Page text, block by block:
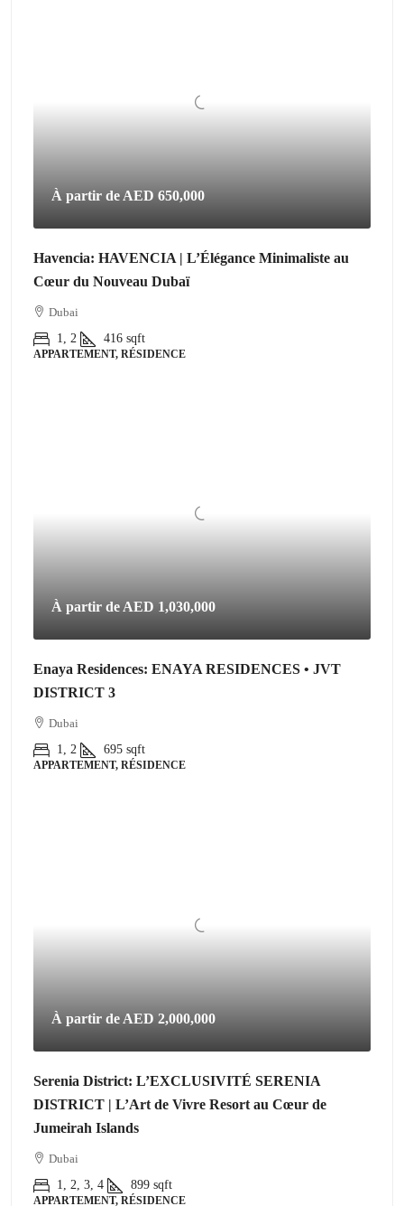
À partir de AED 650,000
Havencia: HAVENCIA | L’Élégance Minimaliste au
Cœur du Nouveau Dubaï
Dubai
1, 2
416 sqft
APPARTEMENT, RÉSIDENCE
À partir de AED 1,030,000
Enaya Residences: ENAYA RESIDENCES • JVT
DISTRICT 3
Dubai
1, 2
695 sqft
APPARTEMENT, RÉSIDENCE
À partir de AED 2,000,000
Serenia District: L’EXCLUSIVITÉ SERENIA
DISTRICT | L’Art de Vivre Resort au Cœur de
Jumeirah Islands
Dubai
1, 2, 3, 4
899 sqft
APPARTEMENT, RÉSIDENCE